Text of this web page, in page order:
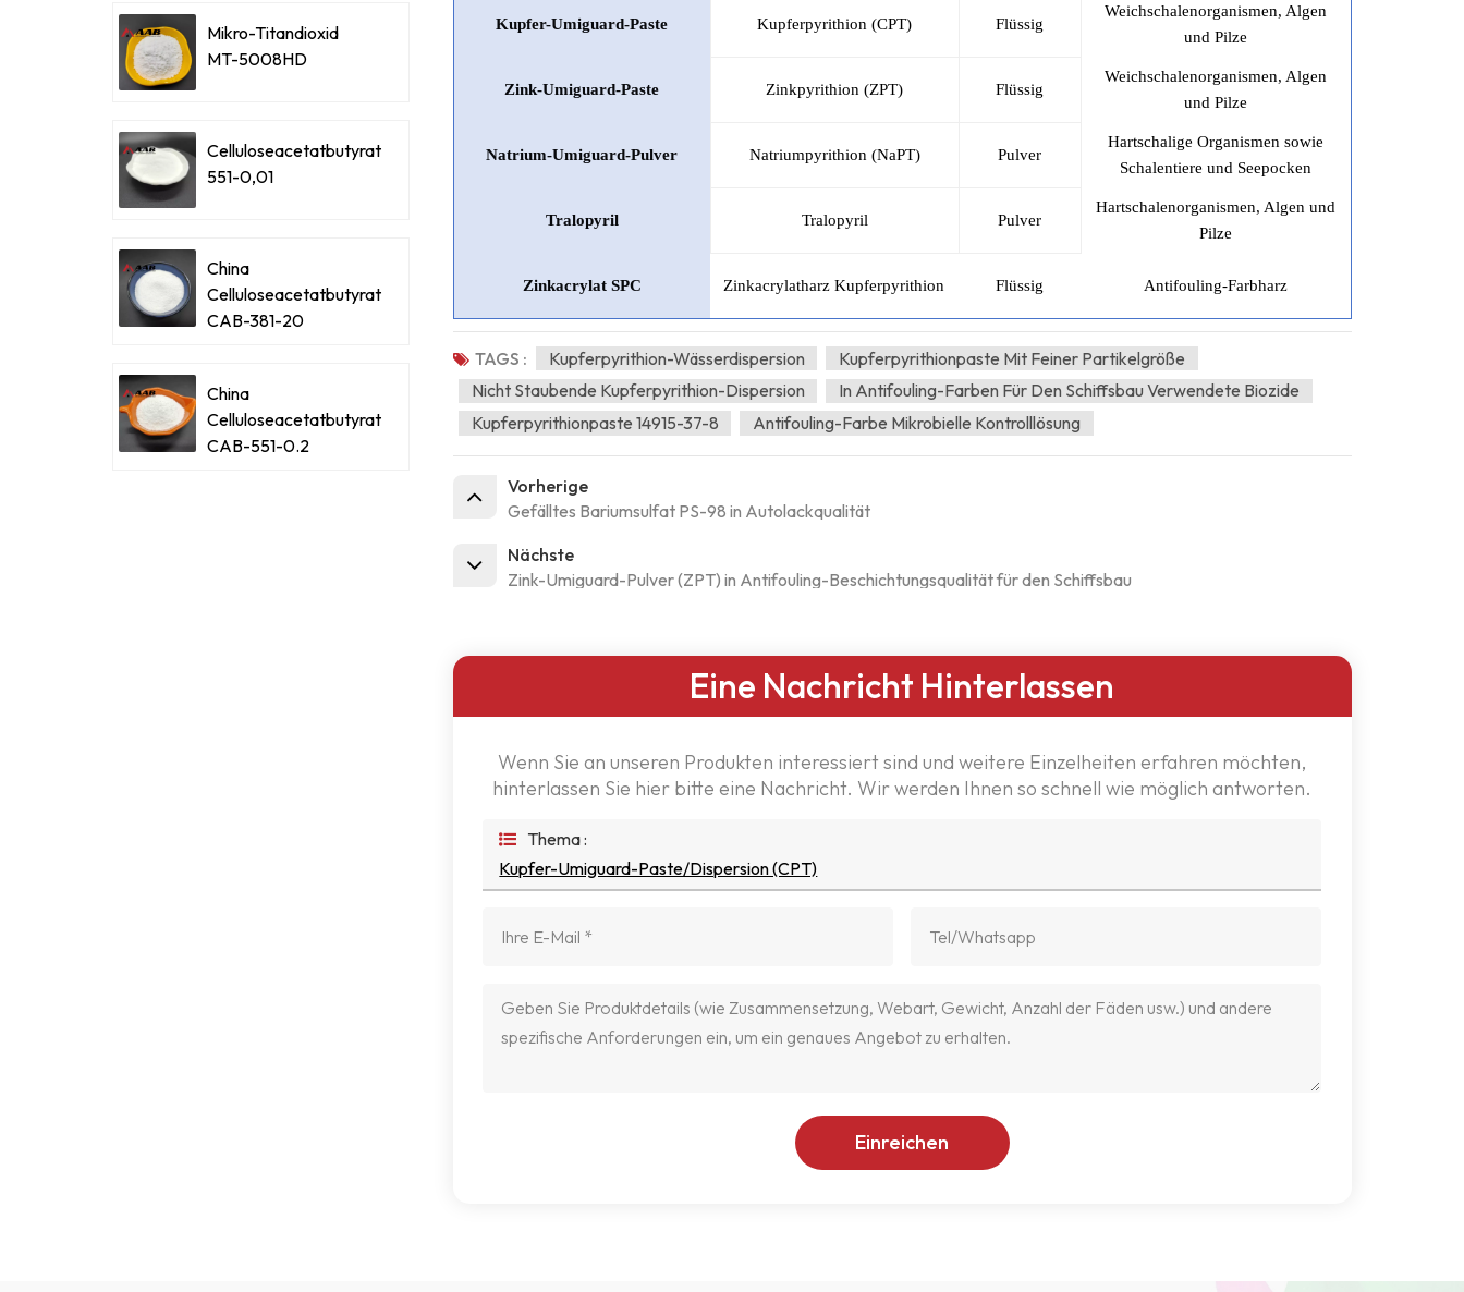
Kupfer-Umiguard-Paste Kupferpyrithion (CPT) Flüssig
Weichschalenorganismen, Algen
und Pilze
Zink-Umiguard-Paste Zinkpyrithion (ZPT) Flüssig
Weichschalenorganismen, Algen
und Pilze
Natrium-Umiguard-Pulver Natriumpyrithion (NaPT) Pulver
Hartschalige Organismen sowie
Schalentiere und Seepocken
Tralopyril Tralopyril Pulver
Hartschalenorganismen, Algen und
Pilze
Zinkacrylat SPC Zinkacrylatharz Kupferpyrithion Flüssig Antifouling-Farbharz
TAGS : Kupferpyrithion-Wässerdispersion
Kupferpyrithionpaste Mit Feiner Partikelgröße
Nicht Staubende Kupferpyrithion-Dispersion
In Antifouling-Farben Für Den Schiffsbau Verwendete Biozide
Kupferpyrithionpaste 14915-37-8
Antifouling-Farbe Mikrobielle Kontrolllösung
Vorherige
Gefälltes Bariumsulfat PS-98 in Autolackqualität
Nächste
Zink-Umiguard-Pulver (ZPT) in Antifouling-Beschichtungsqualität für den Schiffsbau
Eine Nachricht Hinterlassen
Wenn Sie an unseren Produkten interessiert sind und weitere Einzelheiten erfahren möchten,
hinterlassen Sie hier bitte eine Nachricht. Wir werden Ihnen so schnell wie möglich antworten.
Thema :
Kupfer-Umiguard-Paste/Dispersion (CPT)
Einreichen
Mikro-Titandioxid
MT-5008HD
Celluloseacetatbutyrat
551-0,01
China
Celluloseacetatbutyrat
CAB-381-20
China
Celluloseacetatbutyrat
CAB-551-0.2